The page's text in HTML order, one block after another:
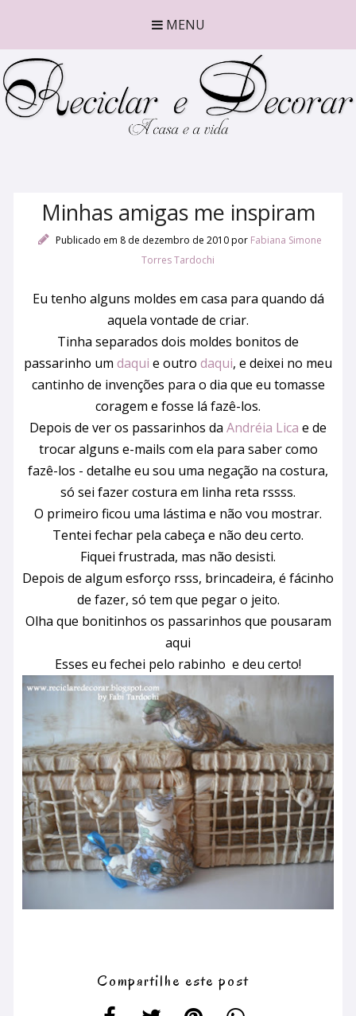
MENU
Minhas amigas me inspiram
Publicado em 8 de dezembro de 2010por Fabiana Simone
Torres Tardochi
Eu tenho alguns moldes em casa para quando dá
aquela vontade de criar.
Tinha separados dois moldes bonitos de
passarinho um daqui e outro daqui, e deixei no meu
cantinho de invenções para o dia que eu tomasse
coragem e fosse lá fazê-los.
Depois de ver os passarinhos da Andréia Lica e de
trocar alguns e-mails com ela para saber como
fazê-los - detalhe eu sou uma negação na costura,
só sei fazer costura em linha reta rssss.
O primeiro ficou uma lástima e não vou mostrar.
Tentei fechar pela cabeça e não deu certo.
Fiquei frustrada, mas não desisti.
Depois de algum esforço rsss, brincadeira, é fácinho
de fazer, só tem que pegar o jeito.
Olha que bonitinhos os passarinhos que pousaram
aqui
Esses eu fechei pelo rabinho e deu certo!
Compartilhe este post